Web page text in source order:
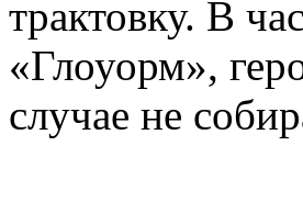
трактовку. В
«Глоуорм»,
случае не